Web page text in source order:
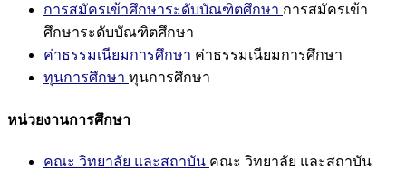
การสมัครเข้าศึกษาระดับบัณฑิตศึกษา การสมัครเข้า
ศึกษาระดับบัณฑิตศึกษา
ค่าธรรมเนียมการศึกษา ค่าธรรมเนียมการศึกษา
ทุนการศึกษา ทุนการศึกษา
หน่วยงานการศึกษา
คณะ วิทยาลัย และสถาบัน คณะ วิทยาลัย และสถาบัน